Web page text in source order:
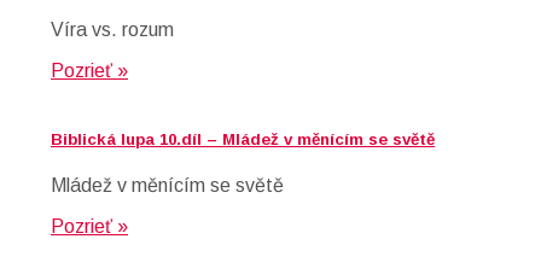
Víra vs. rozum
Pozrieť »
Biblická lupa 10.díl – Mládež v měnícím se světě
Mládež v měnícím se světě
Pozrieť »